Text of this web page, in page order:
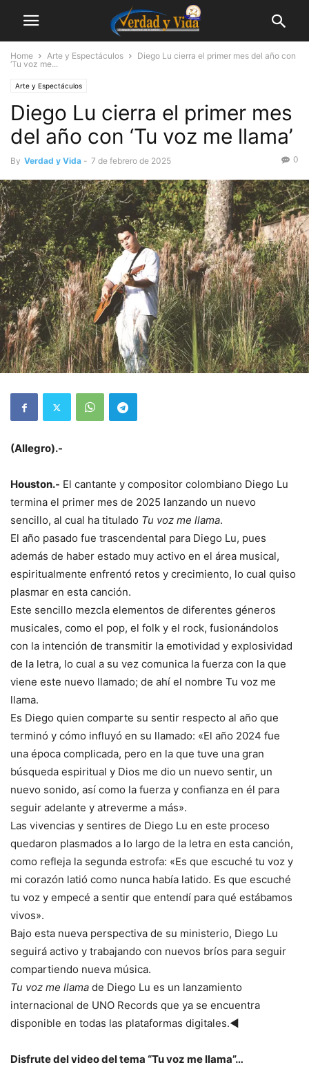
Home Arte y Espectáculos
Diego Lu cierra el primer mes del año con
‘Tu voz me...
Arte y Espectáculos
Diego Lu cierra el primer mes
del año con ‘Tu voz me llama’
By Verdad y Vida - 7 de febrero de 2025 0
(Allegro).-
Houston.- El cantante y compositor colombiano Diego Lu
termina el primer mes de 2025 lanzando un nuevo
sencillo, al cual ha titulado Tu voz me llama.
El año pasado fue trascendental para Diego Lu, pues
además de haber estado muy activo en el área musical,
espiritualmente enfrentó retos y crecimiento, lo cual quiso
plasmar en esta canción.
Este sencillo mezcla elementos de diferentes géneros
musicales, como el pop, el folk y el rock, fusionándolos
con la intención de transmitir la emotividad y explosividad
de la letra, lo cual a su vez comunica la fuerza con la que
viene este nuevo llamado; de ahí el nombre Tu voz me
llama.
Es Diego quien comparte su sentir respecto al año que
terminó y cómo influyó en su llamado: «El año 2024 fue
una época complicada, pero en la que tuve una gran
búsqueda espiritual y Dios me dio un nuevo sentir, un
nuevo sonido, así como la fuerza y confianza en él para
seguir adelante y atreverme a más».
Las vivencias y sentires de Diego Lu en este proceso
quedaron plasmados a lo largo de la letra en esta canción,
como refleja la segunda estrofa: «Es que escuché tu voz y
mi corazón latió como nunca había latido. Es que escuché
tu voz y empecé a sentir que entendí para qué estábamos
vivos».
Bajo esta nueva perspectiva de su ministerio, Diego Lu
seguirá activo y trabajando con nuevos bríos para seguir
compartiendo nueva música.
Tu voz me llama de Diego Lu es un lanzamiento
internacional de UNO Records que ya se encuentra
disponible en todas las plataformas digitales.◄
Disfrute del video del tema “Tu voz me llama”…